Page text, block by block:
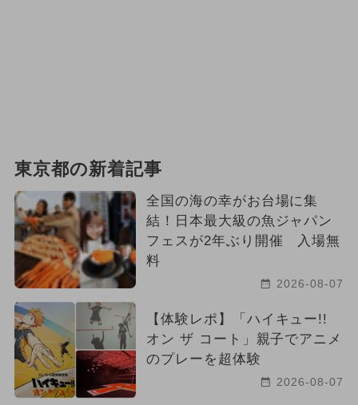
東京都の新着記事
全国の海の幸がお台場に集
結！日本最大級の魚ジャパン
フェスが2年ぶり開催 入場無
料
2026-08-07
【体験レポ】「ハイキュー!!
オン ザ コート」親子でアニメ
のプレーを超体験
2026-08-07